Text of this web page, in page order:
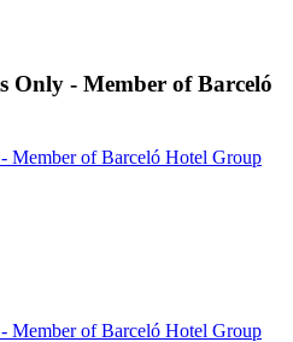
Only - Member of Barceló
Member of Barceló Hotel Group
Member of Barceló Hotel Group